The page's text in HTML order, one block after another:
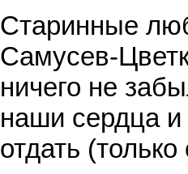
Старинные
Самусев-
ничего не
наши сердца
отдать